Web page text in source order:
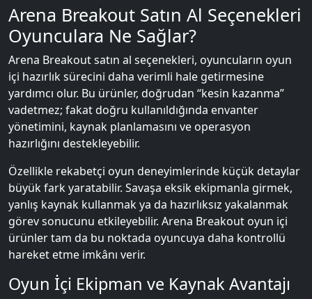
Arena Breakout Satın Al Seçenekleri
Oyunculara Ne Sağlar?
Arena Breakout satın al seçenekleri, oyuncuların oyun
içi hazırlık sürecini daha verimli hale getirmesine
yardımcı olur. Bu ürünler, doğrudan “kesin kazanma”
vadetmez; fakat doğru kullanıldığında envanter
yönetimini, kaynak planlamasını ve operasyon
hazırlığını destekleyebilir.
Özellikle rekabetçi oyun deneyimlerinde küçük detaylar
büyük fark yaratabilir. Savaşa eksik ekipmanla girmek,
yanlış kaynak kullanmak ya da hazırlıksız yakalanmak
görev sonucunu etkileyebilir. Arena Breakout oyun içi
ürünler tam da bu noktada oyuncuya daha kontrollü
hareket etme imkânı verir.
Oyun İçi Ekipman ve Kaynak Avantajı